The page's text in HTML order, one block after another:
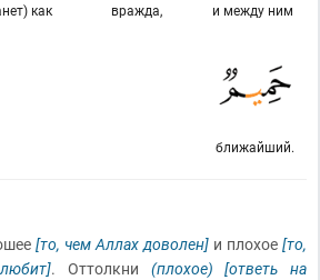
и между ним
вражда,
как
ближайший.
[то, чем Аллах доволен] и плохое [то,
. Оттолкни (плохое) [ответь на